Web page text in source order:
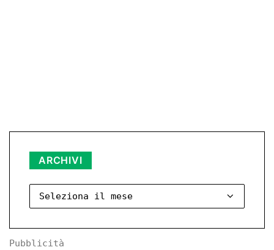
ARCHIVI
Pubblicità